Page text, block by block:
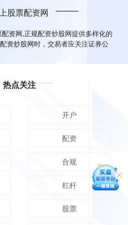
股票配资网
资网,正规配资炒股网提供多样化的
资炒股网时，交易者应关注证券公
热点关注
开户
配资
合规
杠杆
股票